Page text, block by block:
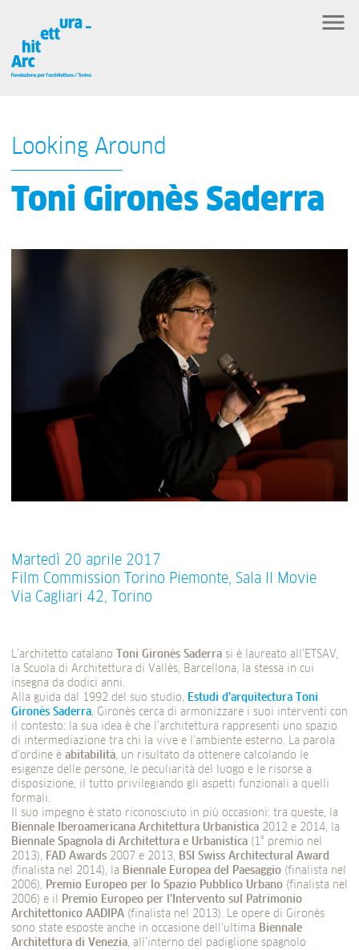
Looking Around
Toni Gironès Saderra
Martedì 20 aprile 2017
Film Commission Torino Piemonte, Sala Il Movie
Via Cagliari 42, Torino
L’architetto catalano Toni Gironès Saderra si è laureato all’ETSAV,
la Scuola di Architettura di Vallès, Barcellona, la stessa in cui
insegna da dodici anni.
Alla guida dal 1992 del suo studio, Estudi d’arquitectura Toni
Gironès Saderra, Gironès cerca di armonizzare i suoi interventi con
il contesto: la sua idea è che l’architettura rappresenti uno spazio
di intermediazione tra chi la vive e l’ambiente esterno. La parola
d’ordine è abitabilità, un risultato da ottenere calcolando le
esigenze delle persone, le peculiarità del luogo e le risorse a
disposizione, il tutto privilegiando gli aspetti funzionali a quelli
formali.
Il suo impegno è stato riconosciuto in più occasioni: tra queste, la
Biennale Iberoamericana Architettura Urbanistica 2012 e 2014, la
Biennale Spagnola di Architettura e Urbanistica (1° premio nel
2013), FAD Awards 2007 e 2013, BSI Swiss Architectural Award
(finalista nel 2014), la Biennale Europea del Paesaggio (finalista nel
2006), Premio Europeo per lo Spazio Pubblico Urbano (finalista nel
2006) e il
Premio Europeo per l’Intervento sul Patrimonio
Architettonico AADIPA (finalista nel 2013). Le opere di Gironès
sono state esposte anche in occasione dell’ultima Biennale
Architettura di Venezia, all’interno del padiglione spagnolo